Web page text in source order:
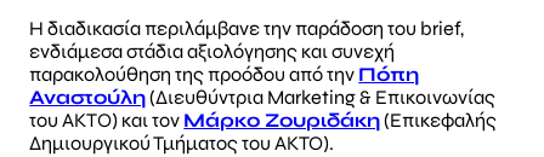
Η διαδικασία περιλάμβανε την παράδοση του brief,
ενδιάμεσα στάδια αξιολόγησης και συνεχή
παρακολούθηση της προόδου από την Πόπη
Αναστούλη(Διευθύντρια Marketing & Επικοινωνίας
του ΑΚΤΟ) και τον Μάρκο Ζουριδάκη(Επικεφαλής
Δημιουργικού Τμήματος του AKTO).